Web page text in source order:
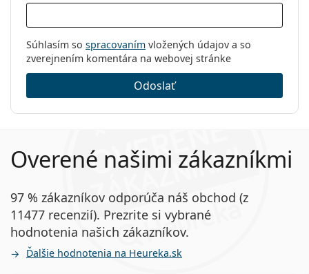
Súhlasím so spracovaním vložených údajov a so
zverejnením komentára na webovej stránke
Odoslať
Overené našimi zákazníkmi
97 % zákazníkov odporúča náš obchod (z
11477 recenzií). Prezrite si vybrané
hodnotenia našich zákazníkov.
Ďalšie hodnotenia na Heureka.sk